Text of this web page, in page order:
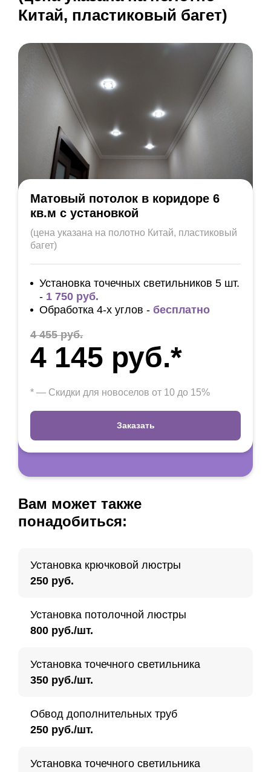
Китай, пластиковый багет)
Матовый потолок в коридоре 6
кв.м с установкой
(цена указана на полотно Китай, пластиковый
багет)
Установка точечных светильников 5 шт.
- 1 750 руб.
Обработка 4-х углов - бесплатно
4 455 руб.
4 145 руб.*
* — Скидки для новоселов от 10 до 15%
Заказать
Вам может также
понадобиться:
Установка крючковой люстры
250 руб.
Установка потолочной люстры
800 руб./шт.
Установка точечного светильника
350 руб./шт.
Обвод дополнительных труб
250 руб./шт.
Установка точечного светильника